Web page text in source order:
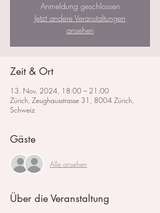
Anmeldung geschlossen
Jetzt andere Veranstaltungen
ansehen
Zeit & Ort
13. Nov. 2024, 18:00 – 21:00
Zürich, Zeughausstrasse 31, 8004 Zürich,
Schweiz
Gäste
Alle ansehen
Über die Veranstaltung